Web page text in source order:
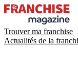
Trouver ma franchise
Actualités de la